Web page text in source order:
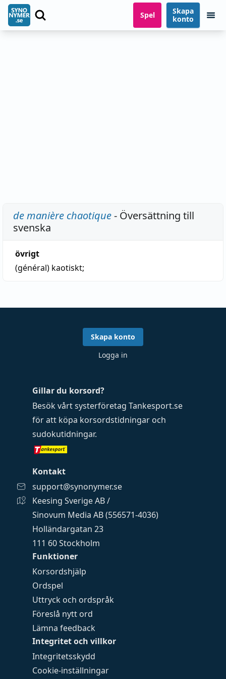
Spel
Skapa
konto
de manière chaotique- Översättning till
svenska
övrigt
(général) kaotiskt;
Funktioner
Korsordshjälp
Ordspel
Uttryck och ordspråk
Föreslå nytt ord
Lämna feedback
Integritet och villkor
Integritetsskydd
Cookie-inställningar
Gillar du korsord?
Besök vårt systerföretag Tankesport.se
för att köpa korsordstidningar och
sudokutidningar.
Kontakt
support@synonymer.se
Keesing Sverige AB /
Sinovum Media AB (556571-4036)
Holländargatan 23
111 60 Stockholm
Skapa konto
Logga in